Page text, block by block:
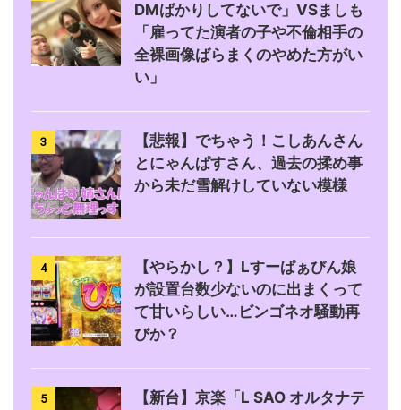
DMばかりしてないで」VSましも
「雇ってた演者の子や不倫相手の
全裸画像ばらまくのやめた方がい
い」
3
【悲報】でちゃう！こしあんさん
とにゃんぱすさん、過去の揉め事
から未だ雪解けしていない模様
4
【やらかし？】Lすーぱぁびん娘
が設置台数少ないのに出まくって
て甘いらしい…ビンゴネオ騒動再
びか？
5 【新台】京楽「L SAO オルタナテ